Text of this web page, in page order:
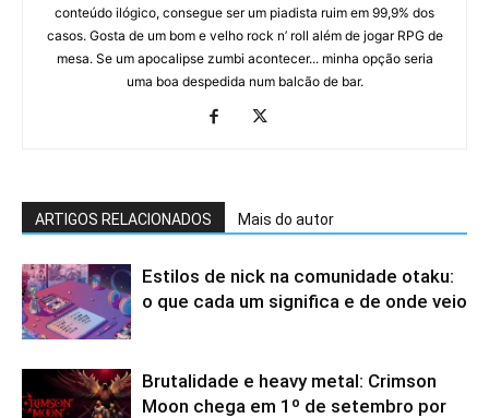
conteúdo ilógico, consegue ser um piadista ruim em 99,9% dos
casos. Gosta de um bom e velho rock n’ roll além de jogar RPG de
mesa. Se um apocalipse zumbi acontecer... minha opção seria
uma boa despedida num balcão de bar.
ARTIGOS RELACIONADOS Mais do autor
Estilos de nick na comunidade otaku:
o que cada um significa e de onde veio
Brutalidade e heavy metal: Crimson
Moon chega em 1º de setembro por